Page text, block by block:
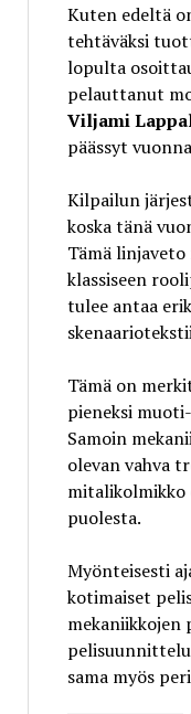
Kuten edeltä
tehtäväksi
lopulta
pelauttanut
Viljami
päässyt
Kilpailun
koska tänä
Tämä
klassiseen
tulee antaa
Tämä on
pieneksi
Samoin
olevan vahva
mitalikolmikko
puolesta.
Myönteisesti
kotimaiset
mekaniikkojen
sama myös